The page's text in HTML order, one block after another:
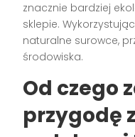
znacznie bardziej
sklepie.
naturalne surowce,
środowiska.
Od czego
przygodę